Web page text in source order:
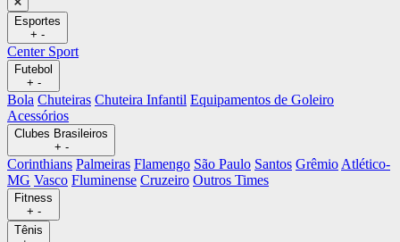
Esportes
+ -
Center Sport
Futebol
+ -
Bola Chuteiras Chuteira Infantil Equipamentos de Goleiro
Acessórios
Clubes Brasileiros
+ -
Corinthians Palmeiras Flamengo São Paulo Santos Grêmio Atlético-
MG Vasco Fluminense Cruzeiro Outros Times
Fitness
+ -
Tênis